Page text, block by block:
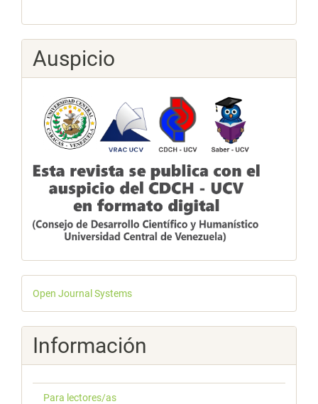
Auspicio
Desarrollado
por
Open Journal Systems
Información
Para lectores/as